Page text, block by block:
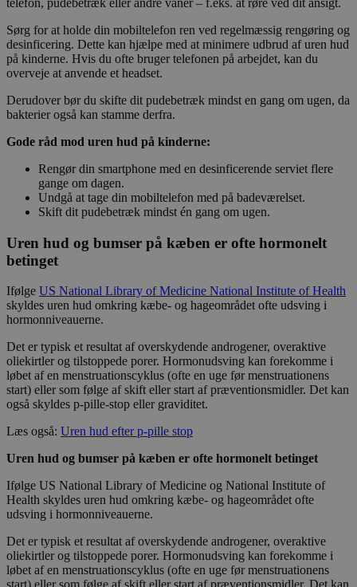
telefon, pudebetræk eller andre vaner – f.eks. at røre ved dit ansigt.
Sørg for at holde din mobiltelefon ren ved regelmæssig rengøring og
desinficering. Dette kan hjælpe med at minimere udbrud af uren hud
på kinderne. Hvis du ofte bruger telefonen på arbejdet, kan du
overveje at anvende et headset.
Derudover bør du skifte dit pudebetræk mindst en gang om ugen, da
bakterier også kan stamme derfra.
Gode råd mod uren hud på kinderne:
Rengør din smartphone med en desinficerende serviet flere
gange om dagen.
Undgå at tage din mobiltelefon med på badeværelset.
Skift dit pudebetræk mindst én gang om ugen.
Uren hud og bumser på kæben er ofte hormonelt
betinget
Ifølge US National Library of Medicine National Institute of Health
skyldes uren hud omkring kæbe- og hageområdet ofte udsving i
hormonniveauerne.
Det er typisk et resultat af overskydende androgener, overaktive
oliekirtler og tilstoppede porer. Hormonudsving kan forekomme i
løbet af en menstruationscyklus (ofte en uge før menstruationens
start) eller som følge af skift eller start af præventionsmidler. Det kan
også skyldes p-pille-stop eller graviditet.
Læs også: Uren hud efter p-pille stop
Uren hud og bumser på kæben er ofte hormonelt betinget
Ifølge US National Library of Medicine og National Institute of
Health skyldes uren hud omkring kæbe- og hageområdet ofte
udsving i hormonniveauerne.
Det er typisk et resultat af overskydende androgener, overaktive
oliekirtler og tilstoppede porer. Hormonudsving kan forekomme i
løbet af en menstruationscyklus (ofte en uge før menstruationens